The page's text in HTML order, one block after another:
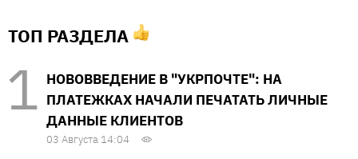
ТОП РАЗДЕЛА
НОВОВВЕДЕНИЕ В "УКРПОЧТЕ": НА
ПЛАТЕЖКАХ НАЧАЛИ ПЕЧАТАТЬ ЛИЧНЫЕ
ДАННЫЕ КЛИЕНТОВ
03 Августа 14:04